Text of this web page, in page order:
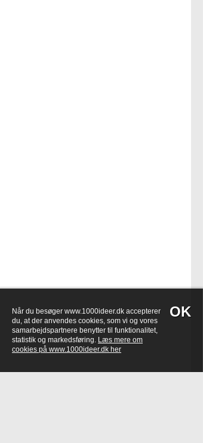
Når du besøger www.1000ideer.dk accepterer
du, at der anvendes cookies, som vi og vores
samarbejdspartnere benytter til funktionalitet,
statistik og markedsføring. Læs mere om
cookies på www.1000ideer.dk her
OK